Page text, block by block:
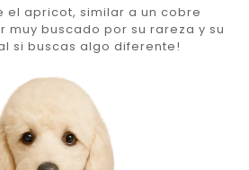
el apricot, similar a un cobre
muy buscado por su rareza y su
si buscas algo diferente!